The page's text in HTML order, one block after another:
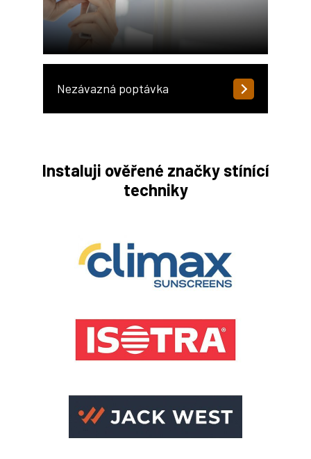
Nezávazná poptávka
Instaluji ověřené značky stínící
techniky